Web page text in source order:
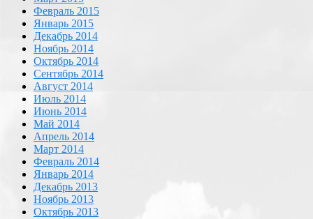
Февраль 2015
Январь 2015
Декабрь 2014
Ноябрь 2014
Октябрь 2014
Сентябрь 2014
Август 2014
Июль 2014
Июнь 2014
Май 2014
Апрель 2014
Март 2014
Февраль 2014
Январь 2014
Декабрь 2013
Ноябрь 2013
Октябрь 2013